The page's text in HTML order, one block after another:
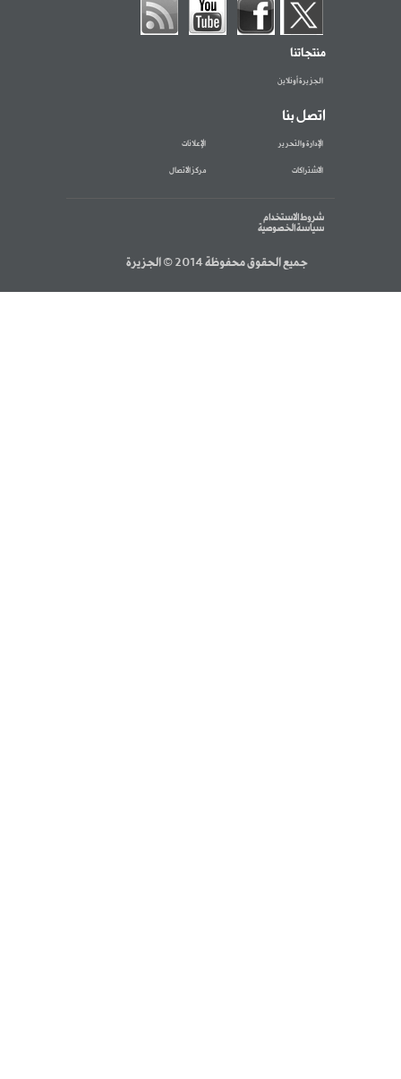
منتجاتنا
الجزيرة أونلاين
اتصل بنا
الإدارة والتحرير الإعلانات
الاشتراكات مركز الاتصال
شروط الاستخدام
سياسة الخصوصية
جميع الحقوق محفوظة 2014 © الجزيرة